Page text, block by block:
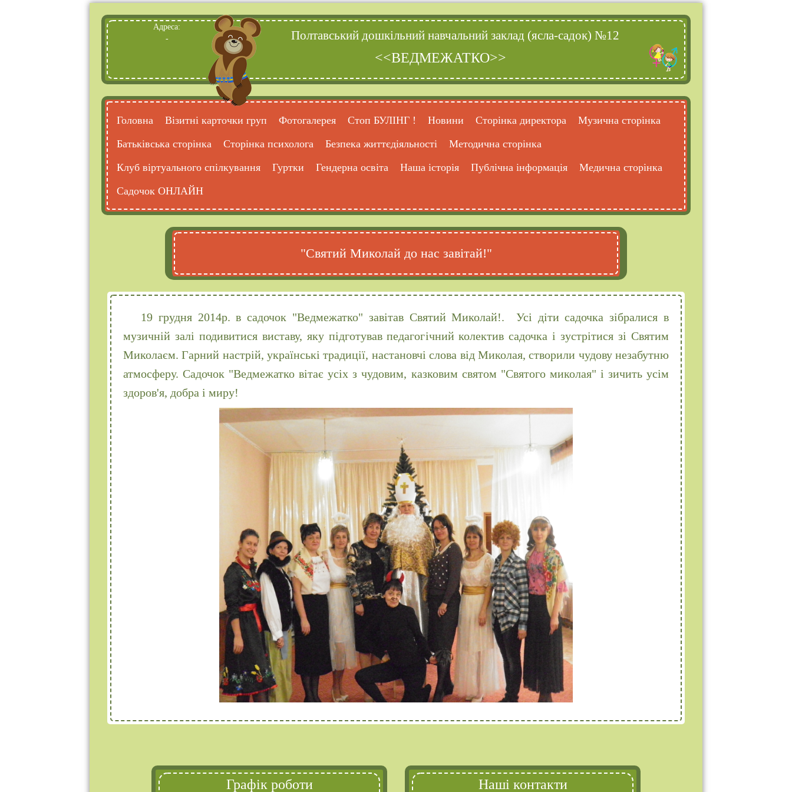
Адреса:
-
Полтавський дошкільний навчальний заклад (ясла-садок) №12
<<ВЕДМЕЖАТКО>>
Головна Візитні карточки груп Фотогалерея Стоп БУЛІНГ ! Новини Сторінка директора
Музична сторінка
Батьківська сторінка
Сторінка психолога Безпека життєдіяльності
Методична сторінка
Клуб віртуального спілкування
Гуртки Гендерна освіта Наша історія Публічна інформація
Медична сторінка
Садочок ОНЛАЙН
"Святий Миколай до нас завітай!"
19 грудня 2014р. в садочок "Ведмежатко" завітав Святий Миколай!. Усі діти садочка зібралися в
музичній залі подивитися виставу, яку підготував педагогічний колектив садочка і зустрітися зі Святим
Миколаєм. Гарний настрій, українські традиції, настановчі слова від Миколая, створили чудову незабутню
атмосферу. Садочок "Ведмежатко вітає усіх з чудовим, казковим святом "Святого миколая" і зичить усім
здоров'я, добра і миру!
Графік роботи Наші контакти